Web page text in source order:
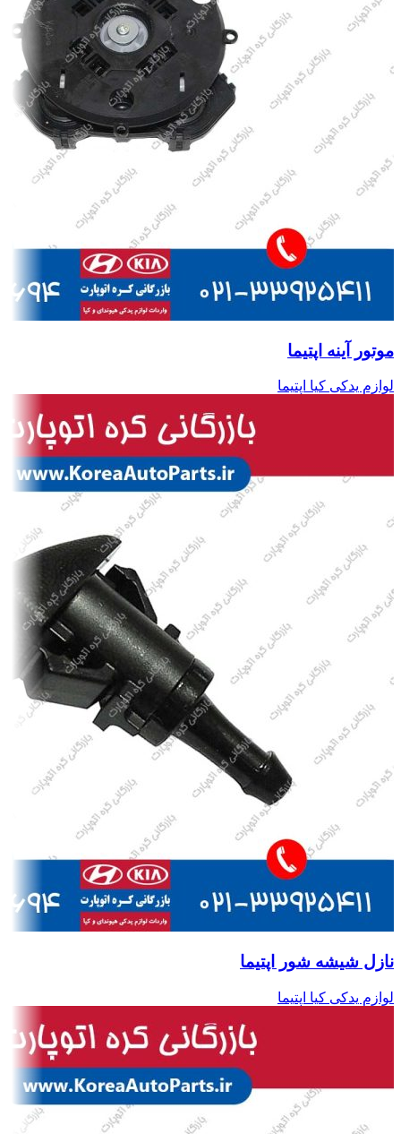
موتور آینه اپتیما
لوازم یدکی کیا اپتیما
نازل شیشه شور اپتیما
لوازم یدکی کیا اپتیما